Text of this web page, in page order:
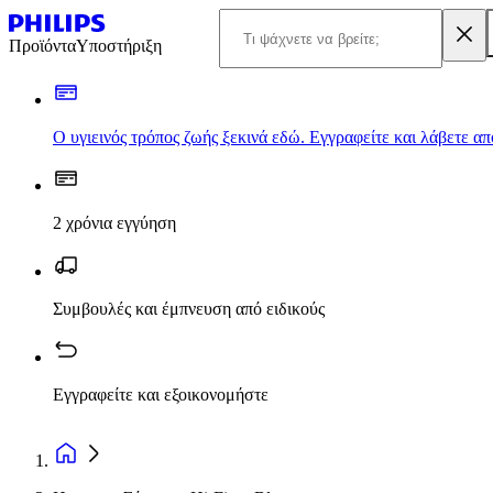
ΠροϊόνταΥποστήριξη
Ο υγιεινός τρόπος ζωής ξεκινά εδώ. Εγγραφείτε και λάβετε
2 χρόνια εγγύηση
Συμβουλές και έμπνευση από ειδικούς
Εγγραφείτε και εξοικονομήστε